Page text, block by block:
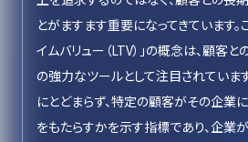
とがますます重要になってきています。
イムバリュー（LTV）」の概念は、顧客
の強力なツールとして注目されていま
にとどまらず、特定の顧客がその企業
をもたらすかを示す指標であり、企業